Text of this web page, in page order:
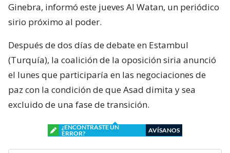
Ginebra, informó este jueves Al Watan, un periódico
sirio próximo al poder.
Después de dos días de debate en Estambul
(Turquía), la coalición de la oposición siria anunció
el lunes que participaría en las negociaciones de
paz con la condición de que Asad dimita y sea
excluido de una fase de transición.
¿ENCONTRASTE UN
ERROR?
AVÍSANOS